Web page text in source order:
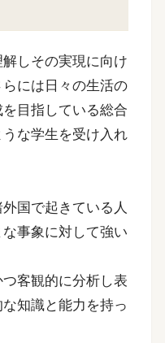
しその実現に向け
には日々の生活の
目指している総合
な学生を受け入れ
国で起きている人
事象に対して強い
客観的に分析し表
知識と能力を持っ